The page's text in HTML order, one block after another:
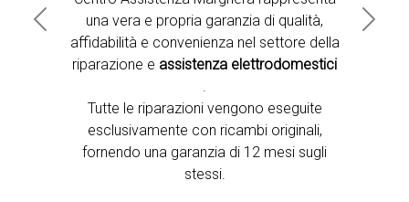
una vera e propria garanzia di qualità,
affidabilità e convenienza nel settore della
riparazione e assistenza elettrodomestici
.
Tutte le riparazioni vengono eseguite
esclusivamente con ricambi originali,
fornendo una garanzia di 12 mesi sugli
stessi.
Previous Next